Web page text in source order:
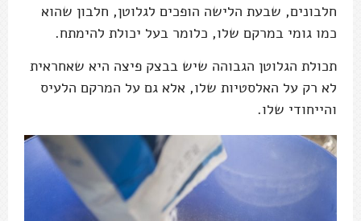
חלבונים, שבעת הלישה הופכים לגלוטן, חלבון שהוא
כמו גומי במרקם שלו, כלומר בעל יכולת להימתח.
תכולת הגלוטן הגבוהה שיש בבצק פיצה היא שאחראית
לא רק על האלסטיות שלו, אלא גם על המרקם הלעיס
והייחודי שלו.